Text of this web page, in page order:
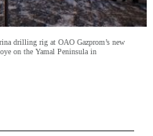
drilling rig at OAO Gazprom’s new
on the Yamal Peninsula in